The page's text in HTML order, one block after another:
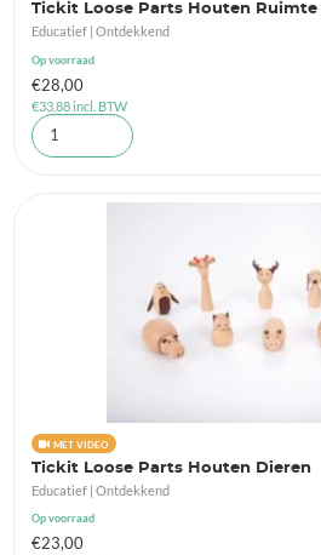
Tickit Loose Parts Houten Ruimte
Educatief | Ontdekkend
Op voorraad
€28,00
€33,88incl. BTW
MET VIDEO
Tickit Loose Parts Houten Dieren
Educatief | Ontdekkend
Op voorraad
€23,00